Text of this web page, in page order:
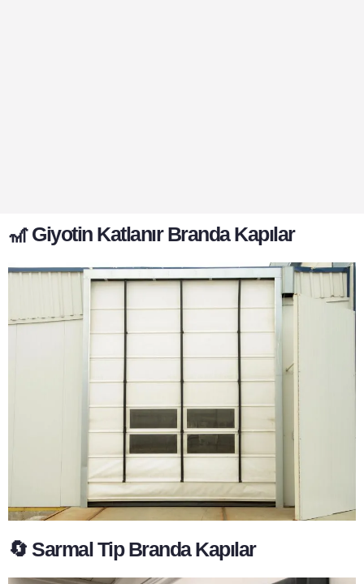
🎢 Giyotin Katlanır Branda Kapılar
🔄 Sarmal Tip Branda Kapılar